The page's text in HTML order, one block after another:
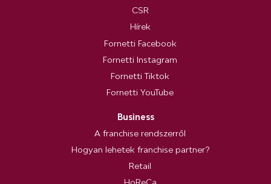
CSR
Hírek
Fornetti Facebook
Fornetti Instagram
Fornetti Tiktok
Fornetti YouTube
Business
A franchise rendszerről
Hogyan lehetek franchise partner?
Retail